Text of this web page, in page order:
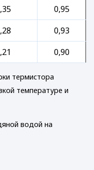
0,95
0,93
0,90
термистора
температуре и
водой на